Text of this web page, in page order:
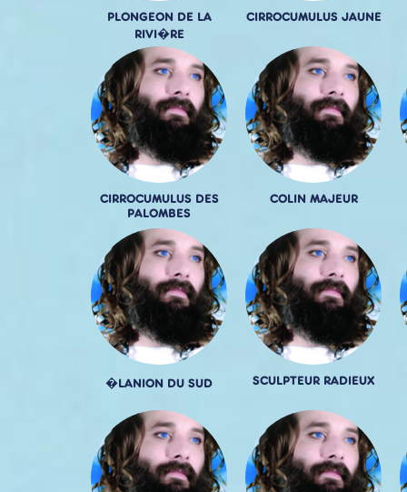
PLONGEON DE LA
RIVI�RE
CIRROCUMULUS JAUNE
CIRROCUMULUS DES
PALOMBES
COLIN MAJEUR
�LANION DU SUD SCULPTEUR RADIEUX